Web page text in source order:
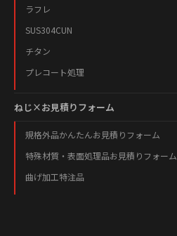
ラフレ
SUS304CUN
チタン
プレコート処理
ねじ×お見積りフォーム
規格外品かんたんお見積りフォーム
特殊材質・表面処理品お見積りフォーム
曲げ加工特注品